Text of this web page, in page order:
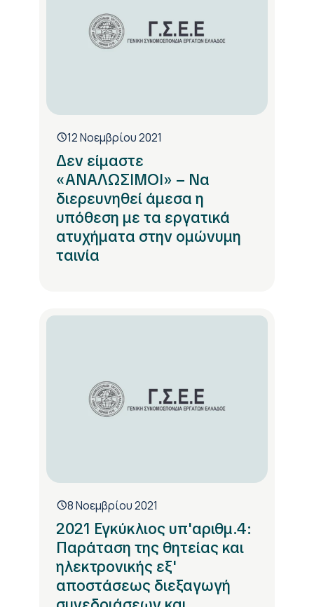
12 Νοεμβρίου 2021
Δεν είμαστε
«ΑΝΑΛΩΣΙΜΟΙ» – Να
διερευνηθεί άμεσα η
υπόθεση με τα εργατικά
ατυχήματα στην ομώνυμη
ταινία
8 Νοεμβρίου 2021
2021 Εγκύκλιος υπ'αριθμ.4:
Παράταση της θητείας και
ηλεκτρονικής εξ'
αποστάσεως διεξαγωγή